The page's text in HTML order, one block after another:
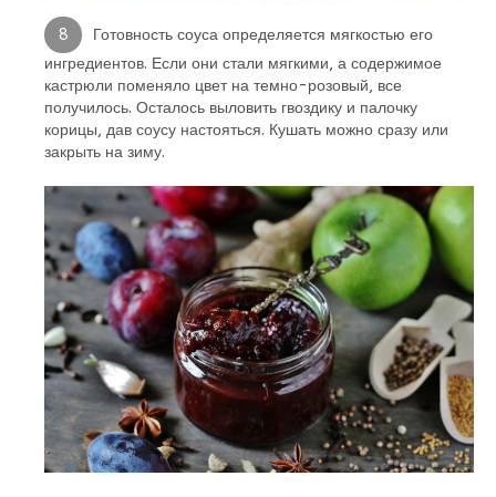
Готовность соуса определяется мягкостью его
ингредиентов. Если они стали мягкими, а содержимое
кастрюли поменяло цвет на темно-розовый, все
получилось. Осталось выловить гвоздику и палочку
корицы, дав соусу настояться. Кушать можно сразу или
закрыть на зиму.